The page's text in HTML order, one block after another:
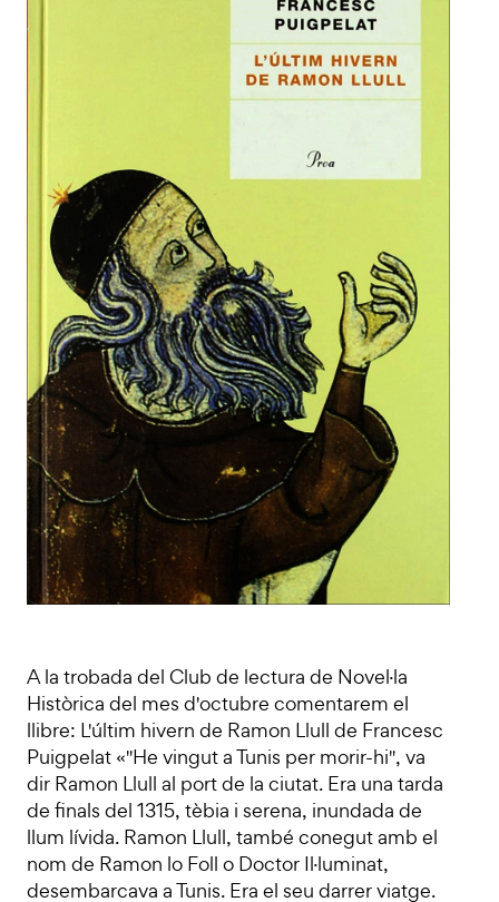
A la trobada del Club de lectura de Novel·la
Històrica del mes d'octubre comentarem el
llibre: L'últim hivern de Ramon Llull de Francesc
Puigpelat «"He vingut a Tunis per morir-hi", va
dir Ramon Llull al port de la ciutat. Era una tarda
de finals del 1315, tèbia i serena, inundada de
llum lívida. Ramon Llull, també conegut amb el
nom de Ramon lo Foll o Doctor Il·luminat,
desembarcava a Tunis. Era el seu darrer viatge.